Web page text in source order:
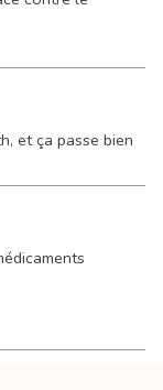
et ça passe bien